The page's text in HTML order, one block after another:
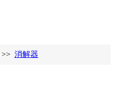
>> 消解器